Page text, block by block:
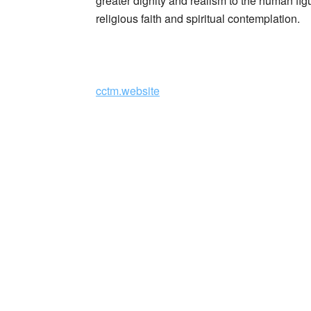
religious faith and spiritual contemplation.
cctm.website